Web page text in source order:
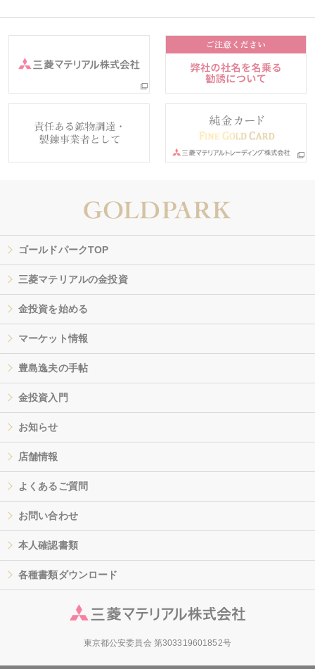
ゴールドパークTOP
三菱マテリアルの金投資
金投資を始める
マーケット情報
豊島逸夫の手帖
金投資入門
お知らせ
店舗情報
よくあるご質問
お問い合わせ
本人確認書類
各種書類ダウンロード
東京都公安委員会 第303319601852号